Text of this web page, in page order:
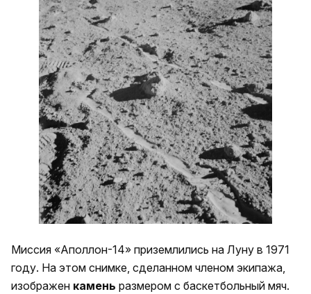
Миссия «Аполлон-14» приземлились на Луну в 1971
году. На этом снимке, сделанном членом экипажа,
изображен камень размером с баскетбольный мяч.